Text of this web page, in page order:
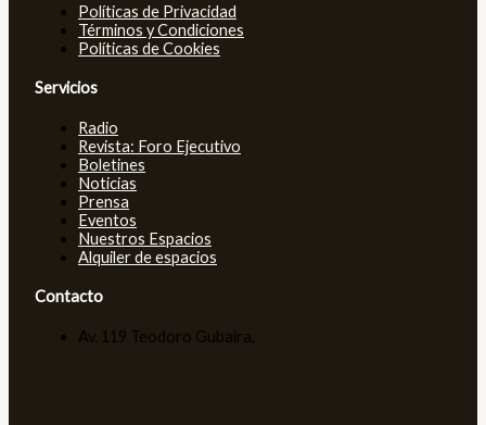
Políticas de Privacidad
Términos y Condiciones
Políticas de Cookies
Servicios
Radio
Revista: Foro Ejecutivo
Boletines
Noticias
Prensa
Eventos
Nuestros Espacios
Alquiler de espacios
Contacto
Av. 119 Teodoro Gubaira,